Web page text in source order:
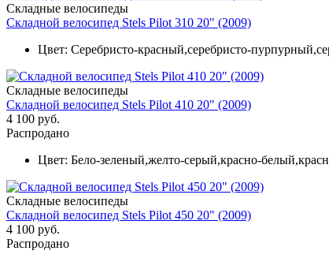
Складные велосипеды
Складной велосипед Stels Pilot 310 20" (2009)
Цвет: Серебристо-красный,серебристо-
Складные велосипеды
Складной велосипед Stels Pilot 410 20" (2009)
4 100 руб.
Распродано
Цвет: Бело-зеленый,желто-серый,красно-
Складные велосипеды
Складной велосипед Stels Pilot 450 20" (2009)
4 100 руб.
Распродано